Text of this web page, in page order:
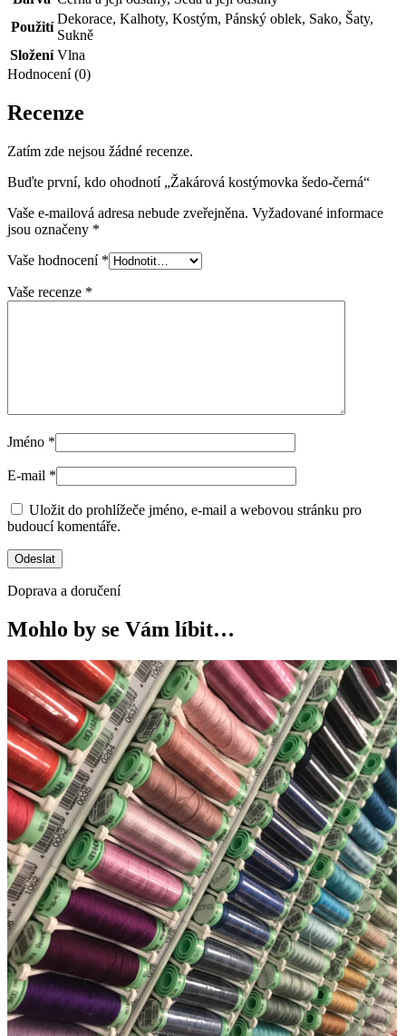
Použití
Dekorace, Kalhoty, Kostým, Pánský oblek, Sako, Šaty,
Sukně
Složení Vlna
Hodnocení (0)
Recenze
Zatím zde nejsou žádné recenze.
Buďte první, kdo ohodnotí „Žakárová kostýmovka šedo-černá“
Vaše e-mailová adresa nebude zveřejněna. Vyžadované informace
jsou označeny *
Vaše hodnocení *
Vaše recenze *
Jméno *
E-mail *
Uložit do prohlížeče jméno, e-mail a webovou stránku pro
budoucí komentáře.
Doprava a doručení
Mohlo by se Vám líbit…